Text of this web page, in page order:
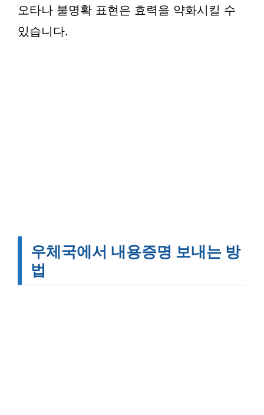
오타나 불명확 표현은 효력을 약화시킬 수
있습니다.
우체국에서 내용증명 보내는 방
법